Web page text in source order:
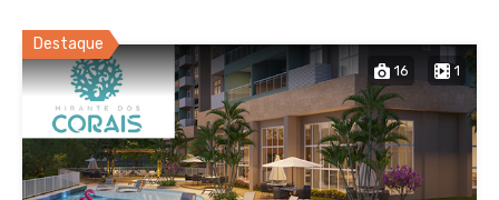
Destaque
16 1